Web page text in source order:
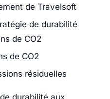
de Travelsoft
de durabilité
de CO2
de CO2
résiduelles